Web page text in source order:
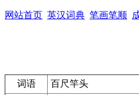
网站首页 英汉词典 笔画笔顺
词语 百尺竿头